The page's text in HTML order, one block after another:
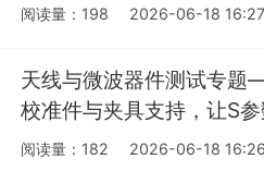
阅读量：198 2026-06-18
天线与微波器件测试专
校准件与夹具支持，让S
阅读量：182 2026-06-18